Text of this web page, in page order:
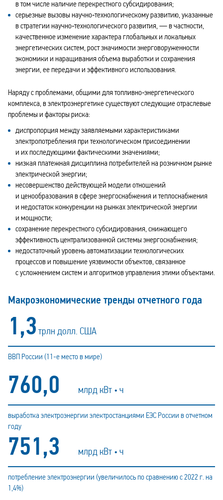
в том числе наличие перекрестного субсидирования;
серьезные вызовы научно‑технологическому развитию, указанные
в стратегии научно‑технологического развития, — в частности,
качественное изменение характера глобальных и локальных
энергетических систем, рост значимости энерговоруженности
экономики и наращивания объема выработки и сохранения
энергии, ее передачи и эффективного использования.
Наряду с проблемами, общими для топливно‑энергетического
комплекса, в электроэнергетике существуют следующие отраслевые
проблемы и факторы риска:
диспропорция между заявляемыми характеристиками
электропотребления при технологическом присоединении
и их последующими фактическими значениями;
низкая платежная дисциплина потребителей на розничном рынке
электрической энергии;
несовершенство действующей модели отношений
и ценообразования в сфере энергоснабжения и теплоснабжения
и недостаток конкуренции на рынках электрической энергии
и мощности;
сохранение перекрестного субсидирования, снижающего
эффективность централизованной системы энергоснабжения;
недостаточный уровень автоматизации технологических
процессов и повышение уязвимости объектов, связанное
с усложнением систем и алгоритмов управления этими объектами.
Макроэкономические тренды отчетного года
1,5 трлн долл. США
ВВП России (11-е место в мире)
865,0 млрд кВт • ч
выработка электроэнергии электростанциями ЕЭС России в отчетном
году
856,0 млрд кВт • ч
потребление электроэнергии (увеличилось по сравнению с 2022 г. на
1,4%)